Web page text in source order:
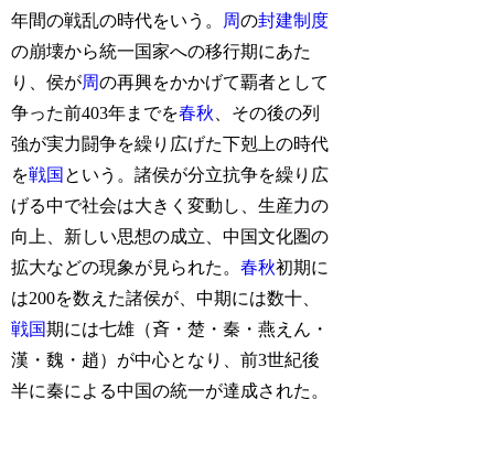
年間の戦乱の時代をいう。
周の封建制度
の崩壊から統一国家への移行期にあた
り、侯が周の再興をかかげて覇者として
争った前403年までを春秋 、その後の列
強が実力闘争を繰り広げた下剋上の時代
を戦国 という。諸侯が分立抗争を繰り広
げる中で社会は大きく変動し、生産力の
向上、新しい思想の成立、中国文化圏の
拡大などの現象が見られた。春秋初期に
は200を数えた諸侯が、中期には数十、
戦国期には七雄（斉・楚・秦・燕えん・
漢・魏・趙）が中心となり、前3世紀後
半に秦による中国の統一が達成された。